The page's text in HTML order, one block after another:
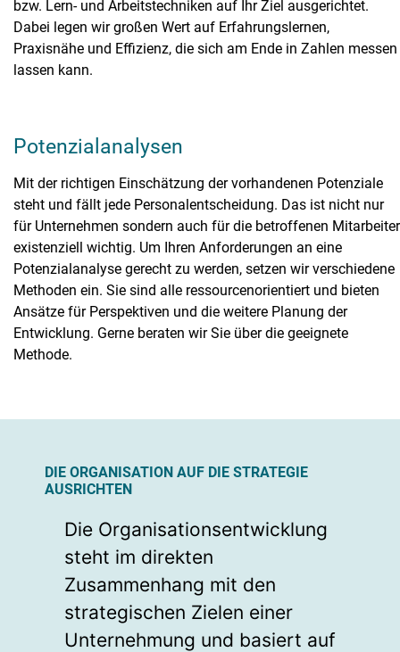
bzw. Lern- und Arbeitstechniken auf Ihr Ziel ausgerichtet.
Dabei legen wir großen Wert auf Erfahrungslernen,
Praxisnähe und Effizienz, die sich am Ende in Zahlen messen
lassen kann.
Potenzialanalysen
Mit der richtigen Einschätzung der vorhandenen Potenziale
steht und fällt jede Personalentscheidung. Das ist nicht nur
für Unternehmen sondern auch für die betroffenen Mitarbeiter
existenziell wichtig. Um Ihren Anforderungen an eine
Potenzialanalyse gerecht zu werden, setzen wir verschiedene
Methoden ein. Sie sind alle ressourcenorientiert und bieten
Ansätze für Perspektiven und die weitere Planung der
Entwicklung. Gerne beraten wir Sie über die geeignete
Methode.
DIE ORGANISATION AUF DIE STRATEGIE
AUSRICHTEN
Die Organisationsentwicklung
steht im direkten
Zusammenhang mit den
strategischen Zielen einer
Unternehmung und basiert auf